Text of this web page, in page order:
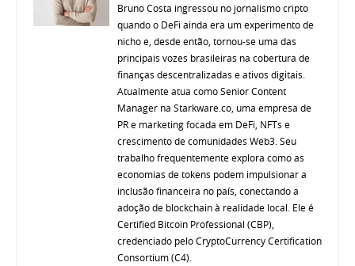
Bruno Costa ingressou no jornalismo cripto
quando o DeFi ainda era um experimento de
nicho e, desde então, tornou-se uma das
principais vozes brasileiras na cobertura de
finanças descentralizadas e ativos digitais.
Atualmente atua como Senior Content
Manager na Starkware.co, uma empresa de
PR e marketing focada em DeFi, NFTs e
crescimento de comunidades Web3. Seu
trabalho frequentemente explora como as
economias de tokens podem impulsionar a
inclusão financeira no país, conectando a
adoção de blockchain à realidade local. Ele é
Certified Bitcoin Professional (CBP),
credenciado pelo CryptoCurrency Certification
Consortium (C4).